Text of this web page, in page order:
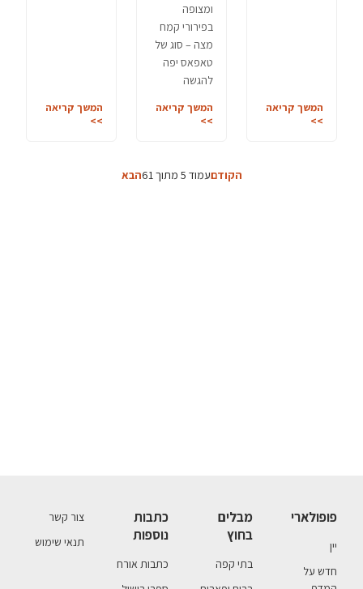
המשך קריאה
>>
ומצופה
בפירורי קמח
מצה – סוג של
טאפאס יפה
להגשה
המשך קריאה
>>
המשך קריאה
>>
הקודםעמוד 5 מתוך 61 הבא
פופולארי
יין
חדש על
מבלים
בחוץ
בתי קפה
כתבות
נוספות
כתבות אורח
צור קשר
תנאי שימוש